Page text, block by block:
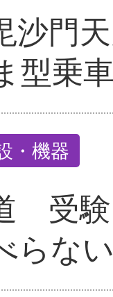
門
型乗
・機器
受
な